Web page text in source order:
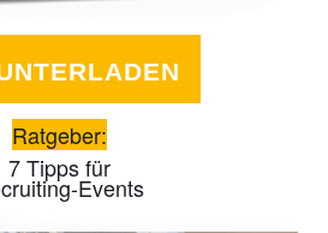
Ratgeber:
7 Tipps für
Events